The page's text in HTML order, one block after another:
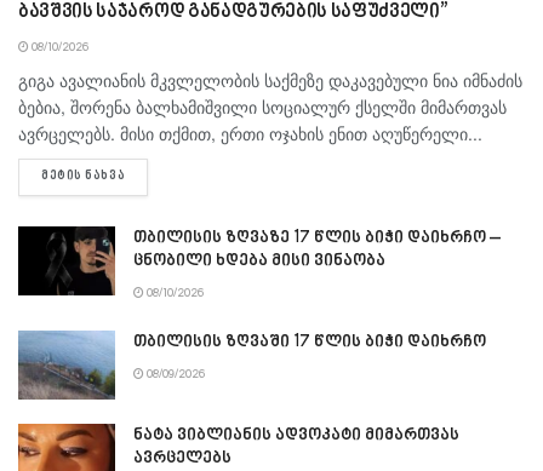
ბავშვის საჯაროდ განადგურების საფუძველი”
08/10/2026
გიგა ავა­ლი­ა­ნის მკვლე­ლო­ბის საქ­მე­ზე და­კა­ვე­ბუ­ლი ნია იმ­ნა­ძის
ბე­ბია, შო­რე­ნა ბალ­ხა­მიშ­ვი­ლი სო­ცი­ა­ლურ ქსელ­ში მი­მარ­თვას
ავ­რცე­ლებს. მისი თქმით, ერთი ოჯა­ხის ენით აღუ­წე­რე­ლი...
ᲛᲔᲢᲘᲡ ᲜᲐᲮᲕᲐ
თბილისის ზღვაზე 17 წლის ბიჭი დაიხრჩო –
ცნობილი ხდება მისი ვინაობა
08/10/2026
თბილისის ზღვაში 17 წლის ბიჭი დაიხრჩო
08/09/2026
ნატა ვიბლიანის ადვოკატი მიმართვას
ავრცელებს